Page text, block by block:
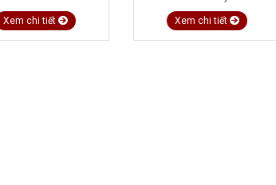
Xem chi tiết Xem chi tiết